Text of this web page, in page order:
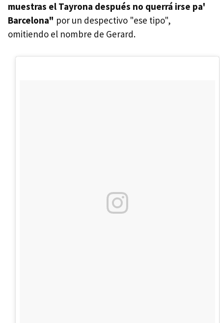
muestras el Tayrona después no querrá irse pa'
Barcelona" por un despectivo "ese tipo",
omitiendo el nombre de Gerard.